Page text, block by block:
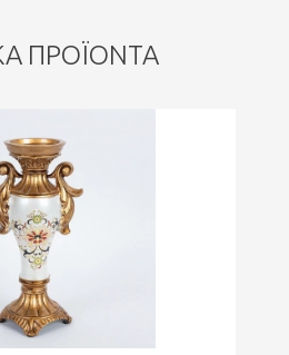
ΠΡΟΪΌΝΤΑ